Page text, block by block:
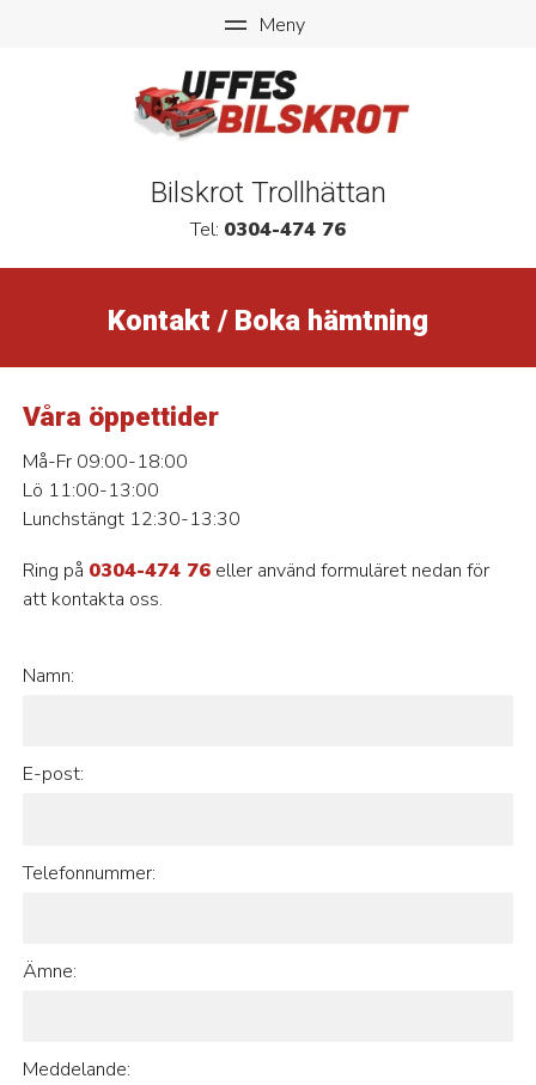
Bilskrot Trollhättan
Tel: 0304-474 76
Kontakt / Boka hämtning
Våra öppettider
Må-Fr 09:00-18:00
Lö 11:00-13:00
Lunchstängt 12:30-13:30
Ring på 0304-474 76 eller använd formuläret nedan för
att kontakta oss.
Namn:
E-post:
Telefonnummer:
Ämne:
Meddelande: